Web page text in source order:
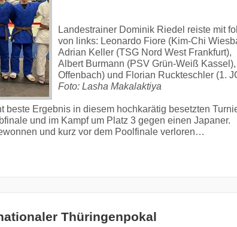
Landestrainer Dominik Riedel reiste mit
von links: Leonardo Fiore (Kim-Chi
Adrian Keller (TSG Nord West Frankfurt),
Albert Burmann (PSV Grün-Weiß
Offenbach) und Florian Ruckteschler (1.
Foto: Lasha Makalaktiya
beste Ergebnis in diesem hochkarätig besetzten
und im Kampf um Platz 3 gegen einen Japaner.
und kurz vor dem Poolfinale verloren…
Thüringenpokal